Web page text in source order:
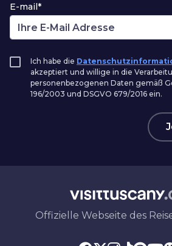
E-mail*
Ich habe die
akzeptiert und willige in die
personenbezogenen Daten gemäß
196/2003 und DSGVO 679/2016 ein.
Offizielle Webseite des